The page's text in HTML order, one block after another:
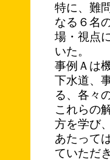
特に、難
なる６名
場・視点
いた。
事例Ａは
下水道、
る、各々
これらの
方を学び
あたって
ていただ